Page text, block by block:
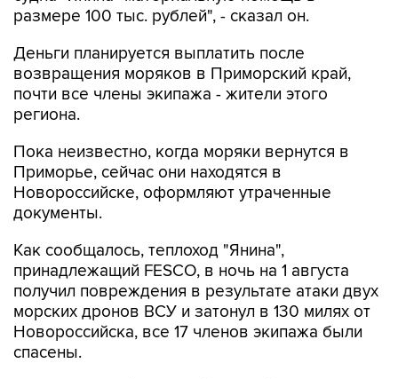
размере 100 тыс. рублей", - сказал он.
Деньги планируется выплатить после
возвращения моряков в Приморский край,
почти все члены экипажа - жители этого
региона.
Пока неизвестно, когда моряки вернутся в
Приморье, сейчас они находятся в
Новороссийске, оформляют утраченные
документы.
Как сообщалось, теплоход "Янина",
принадлежащий FESCO, в ночь на 1 августа
получил повреждения в результате атаки двух
морских дронов ВСУ и затонул в 130 милях от
Новороссийска, все 17 членов экипажа были
спасены.